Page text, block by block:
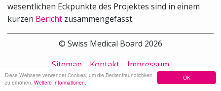
OK
Diese Webseite verwendet Cookies, um die Bedienfreundlichkeit
zu erhöhen. Weitere Informationen.
wesentlichen Eckpunkte des Projektes sind in einem
kurzen Bericht zusammengefasst.
© Swiss Medical Board 2026
Sitemap
Kontakt Impressum